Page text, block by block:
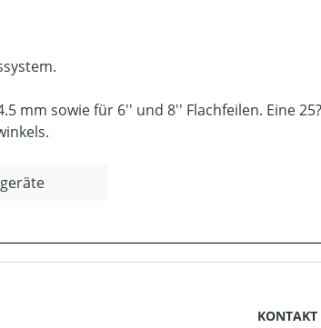
mm sowie für 6'' und 8'' Flachfeilen. Eine
KONTAKT